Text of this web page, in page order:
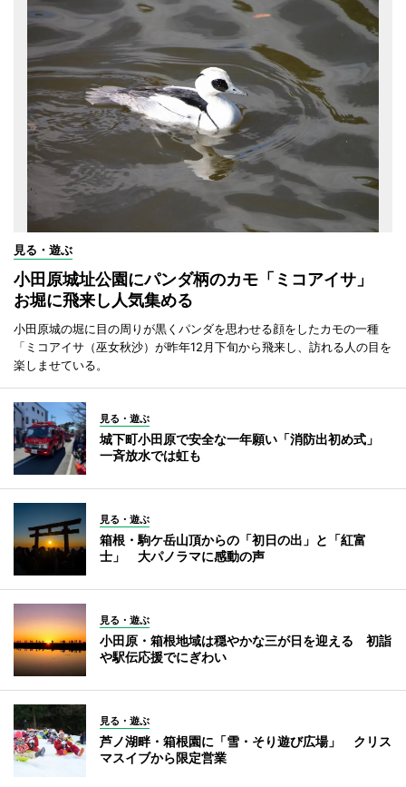
見る・遊ぶ
小田原城址公園にパンダ柄のカモ「ミコアイサ」
お堀に飛来し人気集める
小田原城の堀に目の周りが黒くパンダを思わせる顔をしたカモの一種
「ミコアイサ（巫女秋沙）が昨年12月下旬から飛来し、訪れる人の目を
楽しませている。
見る・遊ぶ
城下町小田原で安全な一年願い「消防出初め式」
一斉放水では虹も
見る・遊ぶ
箱根・駒ケ岳山頂からの「初日の出」と「紅富
士」 大パノラマに感動の声
見る・遊ぶ
小田原・箱根地域は穏やかな三が日を迎える 初詣
や駅伝応援でにぎわい
見る・遊ぶ
芦ノ湖畔・箱根園に「雪・そり遊び広場」 クリス
マスイブから限定営業